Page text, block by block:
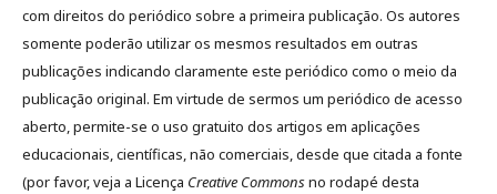
com direitos do periódico sobre a primeira publicação. Os autores
somente poderão utilizar os mesmos resultados em outras
publicações indicando claramente este periódico como o meio da
publicação original. Em virtude de sermos um periódico de acesso
aberto, permite-se o uso gratuito dos artigos em aplicações
educacionais, científicas, não comerciais, desde que citada a fonte
(por favor, veja a Licença Creative Commonsno rodapé desta